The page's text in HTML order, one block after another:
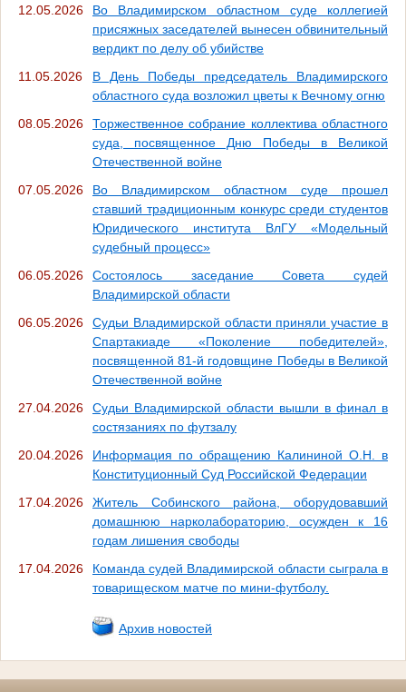
12.05.2026
Во Владимирском областном суде коллегией
присяжных заседателей вынесен обвинительный
вердикт по делу об убийстве
11.05.2026
В День Победы председатель Владимирского
областного суда возложил цветы к Вечному огню
08.05.2026
Торжественное собрание коллектива областного
суда, посвященное Дню Победы в Великой
Отечественной войне
07.05.2026
Во Владимирском областном суде прошел
ставший традиционным конкурс среди студентов
Юридического института ВлГУ «Модельный
судебный процесс»
06.05.2026
Состоялось заседание Совета судей
Владимирской области
06.05.2026
Судьи Владимирской области приняли участие в
Спартакиаде «Поколение победителей»,
посвященной 81-й годовщине Победы в Великой
Отечественной войне
27.04.2026
Судьи Владимирской области вышли в финал в
состязаниях по футзалу
20.04.2026
Информация по обращению Калининой О.Н. в
Конституционный Суд Российской Федерации
17.04.2026
Житель Собинского района, оборудовавший
домашнюю нарколабораторию, осужден к 16
годам лишения свободы
17.04.2026
Команда судей Владимирской области сыграла в
товарищеском матче по мини-футболу.
Архив новостей